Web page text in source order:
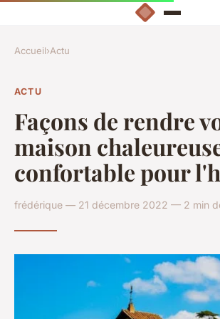
Accueil›Actu
ACTU
Façons de rendre
maison
confortable pour
frédérique — 21 décembre 2022 — 2 min